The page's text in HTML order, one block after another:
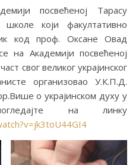
посвећеној Тарасу
који факултативно
код проф. Оксане Овад
на Академији посвећеној
свог великог украјинског
организовао У.К.П.Д.
о украјинском духу у
на линку